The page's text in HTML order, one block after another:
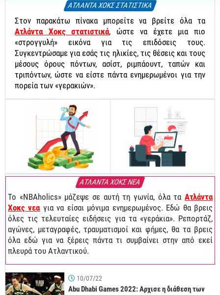
ΑΤΛΑΝΤΑ ΧΟΚΣ ΣΤΑΤΙΣΤΙΚΑ
Στον παρακάτω πίνακα μπορείτε να βρείτε όλα τα
Ατλάντα Χοκς στατιστικά, ώστε να έχετε μια πιο
«στρογγυλή» εικόνα για τις επιδόσεις τους.
Συγκεντρώσαμε για εσάς τις ηλικίες, τις θέσεις και τους
μέσους όρους πόντων, ασίστ, ριμπάουντ, ταπών και
τριπόντων, ώστε να είστε πάντα ενημερωμένοι για την
πορεία των «γερακιών».
ΑΤΛΑΝΤΑ ΧΟΚΣ ΝΕΑ
To «NBAholics» μάζεψε σε αυτή τη γωνία, όλα τα Ατλάντα
Χοκς νεαγια να είσαι μόνιμα ενημερωμένος. Εδώ θα βρεις
όλες τις τελευταίες ειδήσεις για τα «γεράκια». Ρεπορτάζ,
αγώνες, μεταγραφές, τραυματισμοί και φήμες, θα τα βρεις
όλα εδώ για να ξέρεις πάντα τι συμβαίνει στην από εκεί
πλευρά του Ατλαντικού.
10/07/22
Abu Dhabi Games 2022: Αρχισε η διάθεση των